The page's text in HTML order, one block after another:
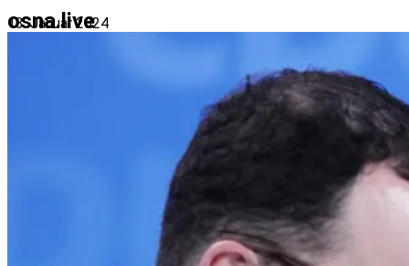
osna.live
13. Januar 2024